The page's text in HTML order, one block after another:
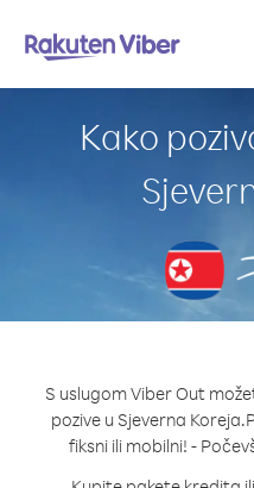
Kako
S uslugom Viber Out
pozive u Sjeverna Koreja.
fiksni ili mobilni! -